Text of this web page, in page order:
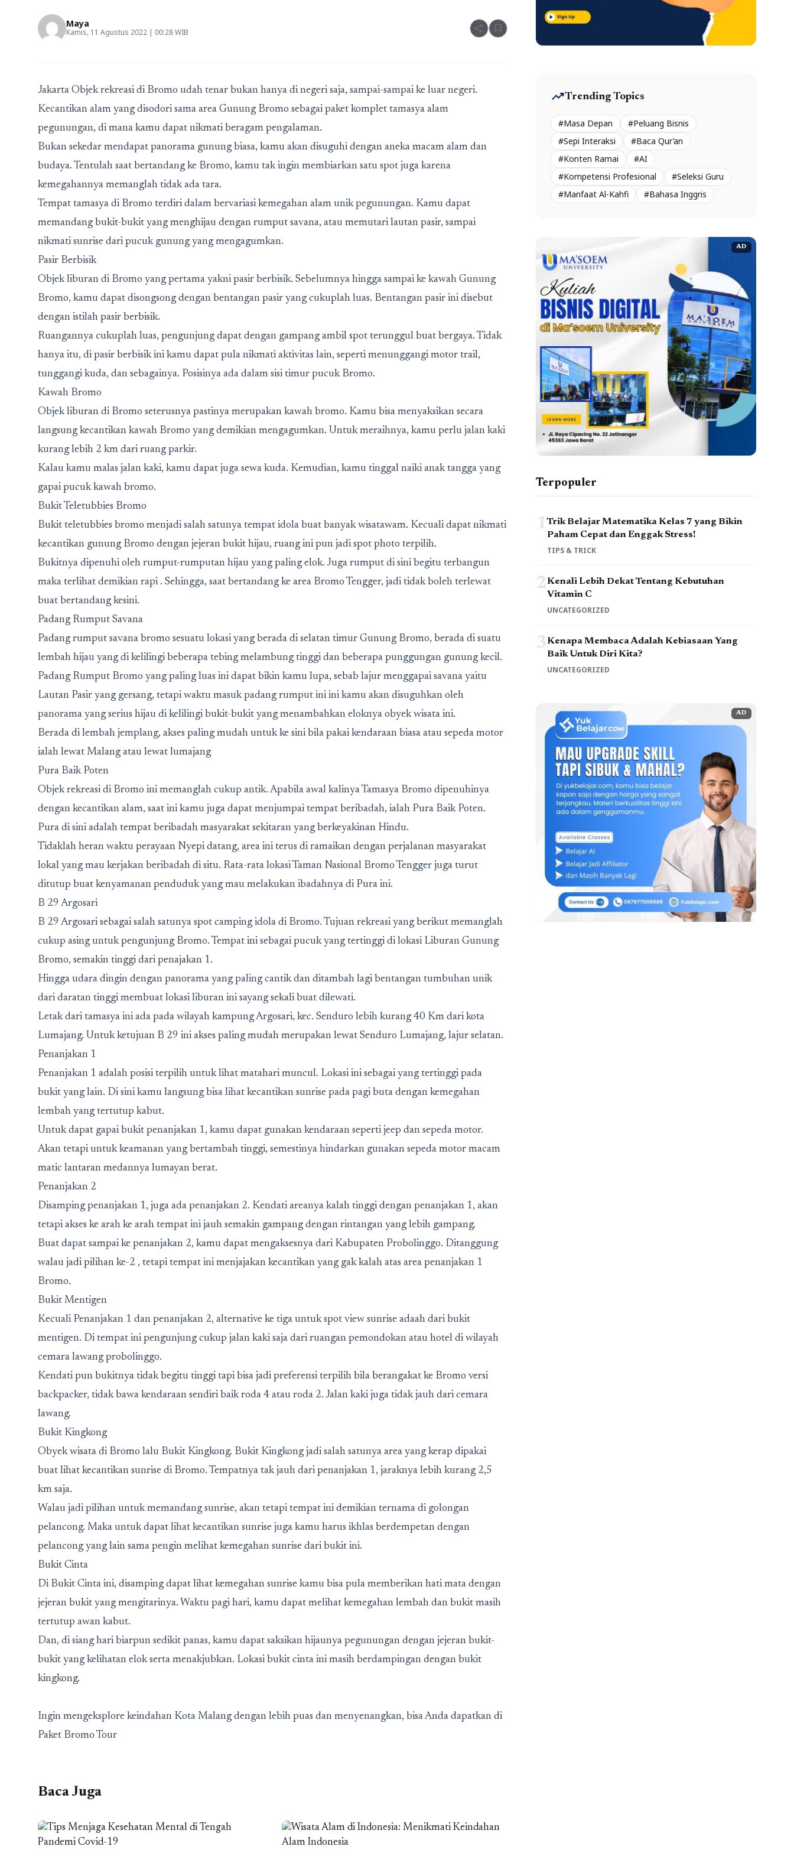
Maya
Kamis, 11 Agustus 2022 | 00:28 WIB share bookmark
Jakarta Objek rekreasi di Bromo udah tenar bukan hanya di negeri saja, sampai-sampai ke luar negeri.
Kecantikan alam yang disodori sama area Gunung Bromo sebagai paket komplet tamasya alam
pegunungan, di mana kamu dapat nikmati beragam pengalaman.
Bukan sekedar mendapat panorama gunung biasa, kamu akan disuguhi dengan aneka macam alam dan
budaya. Tentulah saat bertandang ke Bromo, kamu tak ingin membiarkan satu spot juga karena
kemegahannya memanglah tidak ada tara.
Tempat tamasya di Bromo terdiri dalam bervariasi kemegahan alam unik pegunungan. Kamu dapat
memandang bukit-bukit yang menghijau dengan rumput savana, atau memutari lautan pasir, sampai
nikmati sunrise dari pucuk gunung yang mengagumkan.
Pasir Berbisik
Objek liburan di Bromo yang pertama yakni pasir berbisik. Sebelumnya hingga sampai ke kawah Gunung
Bromo, kamu dapat disongsong dengan bentangan pasir yang cukuplah luas. Bentangan pasir ini disebut
dengan istilah pasir berbisik.
Ruangannya cukuplah luas, pengunjung dapat dengan gampang ambil spot terunggul buat bergaya. Tidak
hanya itu, di pasir berbisik ini kamu dapat pula nikmati aktivitas lain, seperti menunggangi motor trail,
tunggangi kuda, dan sebagainya. Posisinya ada dalam sisi timur pucuk Bromo.
Kawah Bromo
Objek liburan di Bromo seterusnya pastinya merupakan kawah bromo. Kamu bisa menyaksikan secara
langsung kecantikan kawah Bromo yang demikian mengagumkan. Untuk meraihnya, kamu perlu jalan kaki
kurang lebih 2 km dari ruang parkir.
Kalau kamu malas jalan kaki, kamu dapat juga sewa kuda. Kemudian, kamu tinggal naiki anak tangga yang
gapai pucuk kawah bromo.
Bukit Teletubbies Bromo
Bukit teletubbies bromo menjadi salah satunya tempat idola buat banyak wisatawam. Kecuali dapat nikmati
kecantikan gunung Bromo dengan jejeran bukit hijau, ruang ini pun jadi spot photo terpilih.
Bukitnya dipenuhi oleh rumput-rumputan hijau yang paling elok. Juga rumput di sini begitu terbangun
maka terlihat demikian rapi . Sehingga, saat bertandang ke area Bromo Tengger, jadi tidak boleh terlewat
buat bertandang kesini.
Padang Rumput Savana
Padang rumput savana bromo sesuatu lokasi yang berada di selatan timur Gunung Bromo, berada di suatu
lembah hijau yang di kelilingi beberapa tebing melambung tinggi dan beberapa punggungan gunung kecil.
Padang Rumput Bromo yang paling luas ini dapat bikin kamu lupa, sebab lajur menggapai savana yaitu
Lautan Pasir yang gersang, tetapi waktu masuk padang rumput ini ini kamu akan disuguhkan oleh
panorama yang serius hijau di kelilingi bukit-bukit yang menambahkan eloknya obyek wisata ini.
Berada di lembah jemplang, akses paling mudah untuk ke sini bila pakai kendaraan biasa atau sepeda motor
ialah lewat Malang atau lewat lumajang
Pura Baik Poten
Objek rekreasi di Bromo ini memanglah cukup antik. Apabila awal kalinya Tamasya Bromo dipenuhinya
dengan kecantikan alam, saat ini kamu juga dapat menjumpai tempat beribadah, ialah Pura Baik Poten.
Pura di sini adalah tempat beribadah masyarakat sekitaran yang berkeyakinan Hindu.
Tidaklah heran waktu perayaan Nyepi datang, area ini terus di ramaikan dengan perjalanan masyarakat
lokal yang mau kerjakan beribadah di situ. Rata-rata lokasi Taman Nasional Bromo Tengger juga turut
ditutup buat kenyamanan penduduk yang mau melakukan ibadahnya di Pura ini.
B 29 Argosari
B 29 Argosari sebagai salah satunya spot camping idola di Bromo. Tujuan rekreasi yang berikut memanglah
cukup asing untuk pengunjung Bromo. Tempat ini sebagai pucuk yang tertinggi di lokasi Liburan Gunung
Bromo, semakin tinggi dari penajakan 1.
Hingga udara dingin dengan panorama yang paling cantik dan ditambah lagi bentangan tumbuhan unik
dari daratan tinggi membuat lokasi liburan ini sayang sekali buat dilewati.
Letak dari tamasya ini ada pada wilayah kampung Argosari, kec. Senduro lebih kurang 40 Km dari kota
Lumajang. Untuk ketujuan B 29 ini akses paling mudah merupakan lewat Senduro Lumajang, lajur selatan.
Penanjakan 1
Penanjakan 1 adalah posisi terpilih untuk lihat matahari muncul. Lokasi ini sebagai yang tertinggi pada
bukit yang lain. Di sini kamu langsung bisa lihat kecantikan sunrise pada pagi buta dengan kemegahan
lembah yang tertutup kabut.
Untuk dapat gapai bukit penanjakan 1, kamu dapat gunakan kendaraan seperti jeep dan sepeda motor.
Akan tetapi untuk keamanan yang bertambah tinggi, semestinya hindarkan gunakan sepeda motor macam
matic lantaran medannya lumayan berat.
Penanjakan 2
Disamping penanjakan 1, juga ada penanjakan 2. Kendati areanya kalah tinggi dengan penanjakan 1, akan
tetapi akses ke arah ke arah tempat ini jauh semakin gampang dengan rintangan yang lebih gampang.
Buat dapat sampai ke penanjakan 2, kamu dapat mengaksesnya dari Kabupaten Probolinggo. Ditanggung
walau jadi pilihan ke-2 , tetapi tempat ini menjajakan kecantikan yang gak kalah atas area penanjakan 1
Bromo.
Bukit Mentigen
Kecuali Penanjakan 1 dan penanjakan 2, alternative ke tiga untuk spot view sunrise adaah dari bukit
mentigen. Di tempat ini pengunjung cukup jalan kaki saja dari ruangan pemondokan atau hotel di wilayah
cemara lawang probolinggo.
Kendati pun bukitnya tidak begitu tinggi tapi bisa jadi preferensi terpilih bila berangakat ke Bromo versi
backpacker, tidak bawa kendaraan sendiri baik roda 4 atau roda 2. Jalan kaki juga tidak jauh dari cemara
lawang.
Bukit Kingkong
Obyek wisata di Bromo lalu Bukit Kingkong. Bukit Kingkong jadi salah satunya area yang kerap dipakai
buat lihat kecantikan sunrise di Bromo. Tempatnya tak jauh dari penanjakan 1, jaraknya lebih kurang 2,5
km saja.
Walau jadi pilihan untuk memandang sunrise, akan tetapi tempat ini demikian ternama di golongan
pelancong. Maka untuk dapat lihat kecantikan sunrise juga kamu harus ikhlas berdempetan dengan
pelancong yang lain sama pengin melihat kemegahan sunrise dari bukit ini.
Bukit Cinta
Di Bukit Cinta ini, disamping dapat lihat kemegahan sunrise kamu bisa pula memberikan hati mata dengan
jejeran bukit yang mengitarinya. Waktu pagi hari, kamu dapat melihat kemegahan lembah dan bukit masih
tertutup awan kabut.
Dan, di siang hari biarpun sedikit panas, kamu dapat saksikan hijaunya pegunungan dengan jejeran bukit-
bukit yang kelihatan elok serta menakjubkan. Lokasi bukit cinta ini masih berdampingan dengan bukit
kingkong.
Ingin mengeksplore keindahan Kota Malang dengan lebih puas dan menyenangkan, bisa Anda dapatkan di
Paket Bromo Tour
Baca Juga
trending_upTrending Topics
#Masa Depan
#Peluang Bisnis
#Sepi Interaksi
#Baca Qur’an
#Konten Ramai
#AI
#Kompetensi Profesional
#Seleksi Guru
#Manfaat Al-Kahfi
#Bahasa Inggris
AD
Terpopuler
1Trik Belajar Matematika Kelas 7 yang Bikin
Paham Cepat dan Enggak Stress!
TIPS & TRICK
2Kenali Lebih Dekat Tentang Kebutuhan
Vitamin C
UNCATEGORIZED
3Kenapa Membaca Adalah Kebiasaan Yang
Baik Untuk Diri Kita?
UNCATEGORIZED
AD